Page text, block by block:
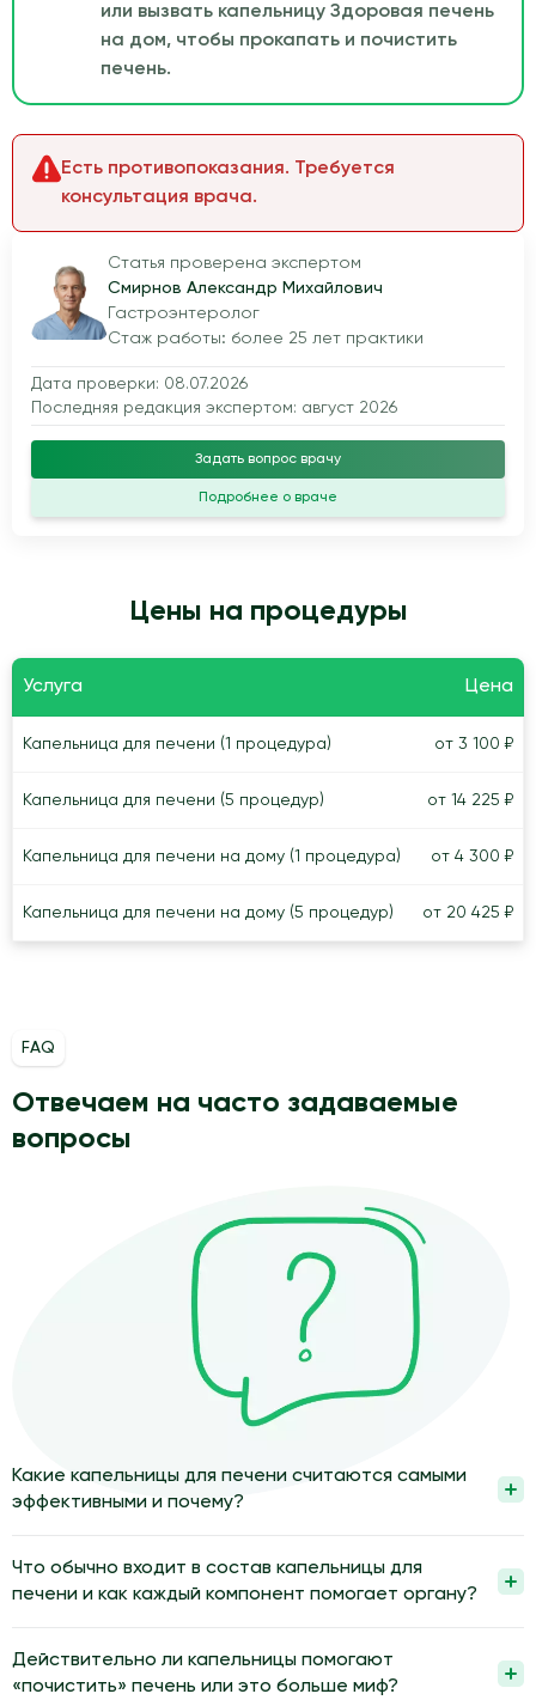
или вызвать капельницу Здоровая печень
на дом, чтобы прокапать и почистить
печень.
Статья проверена экспертом
Смирнов Александр Михайлович
Гастроэнтеролог
Стаж работы: более 25 лет практики
Дата проверки: 08.07.2026
Последняя редакция экспертом: август 2026
Задать вопрос врачу
Подробнее о враче
Есть противопоказания. Требуется
консультация врача.
Цены на процедуры
Услуга Цена
Капельница для печени (1 процедура) от 3 100 ₽
Капельница для печени (5 процедур) от 14 225 ₽
Капельница для печени на дому (1 процедура) от 4 300 ₽
Капельница для печени на дому (5 процедур) от 20 425 ₽
FAQ
Отвечаем на часто задаваемые
вопросы
Какие капельницы для печени считаются самыми
эффективными и почему?
которых врач подбирает по результатам обследования
печени и общего состояния. В них обычно сочетают
уменьшить нагрузку на орган и улучшить его функции.
Эффективность зависит от диагноза, сопутствующих
Что обычно входит в состав капельницы для
печени и как каждый компонент помогает органу?
который восстанавливает водно-солевой баланс и улучшает
кровоток. Добавляют вещества, поддерживающие клетки
Действительно ли капельницы помогают
«почистить» печень или это больше миф?